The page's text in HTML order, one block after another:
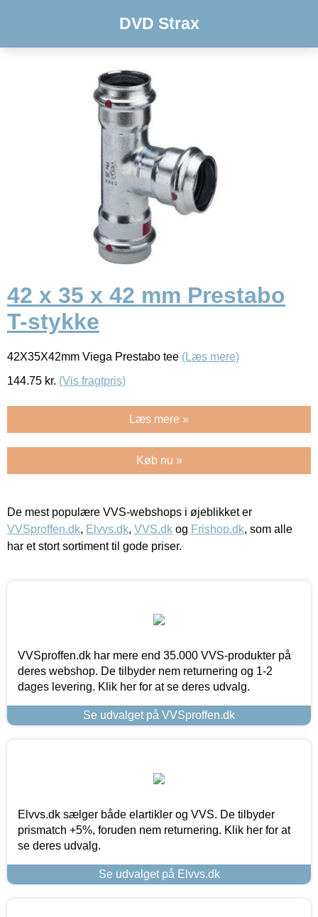
DVD Strax
42 x 35 x 42 mm Prestabo
T-stykke
42X35X42mm Viega Prestabo tee (Læs mere)
144.75 kr. (Vis fragtpris)
Læs mere »
Køb nu »
De mest populære VVS-webshops i øjeblikket er
VVSproffen.dk, Elvvs.dk, VVS.dk og Frishop.dk, som alle
har et stort sortiment til gode priser.
VVSproffen.dk har mere end 35.000 VVS-produkter på
deres webshop. De tilbyder nem returnering og 1-2
dages levering. Klik her for at se deres udvalg.
Se udvalget på VVSproffen.dk
Elvvs.dk sælger både elartikler og VVS. De tilbyder
prismatch +5%, foruden nem returnering. Klik her for at
se deres udvalg.
Se udvalget på Elvvs.dk